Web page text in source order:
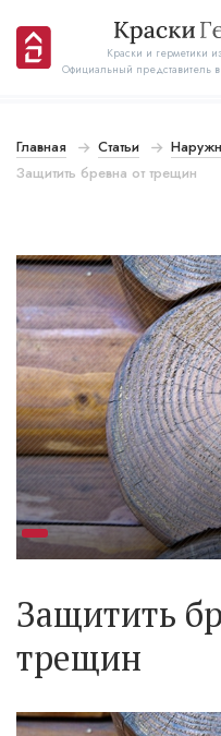
Краски и герметики
Официальный представитель
Главная Статьи
Защитить бревна от трещин
Защитить
трещин